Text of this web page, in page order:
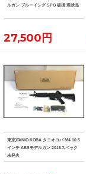
ルガン ブルーイング SPG 破損 現状品
27,500円
東京)TANIO KOBA タニオコバ M4 10.5
インチ ABSモデルガン 2016スペック
未発火